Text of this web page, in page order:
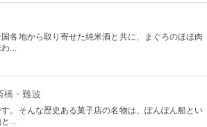
各地から取り寄せた純米酒と共に、まぐろのほほ肉
...
橋・難波
。そんな歴史ある菓子店の名物は、ぽんぽん船とい
...